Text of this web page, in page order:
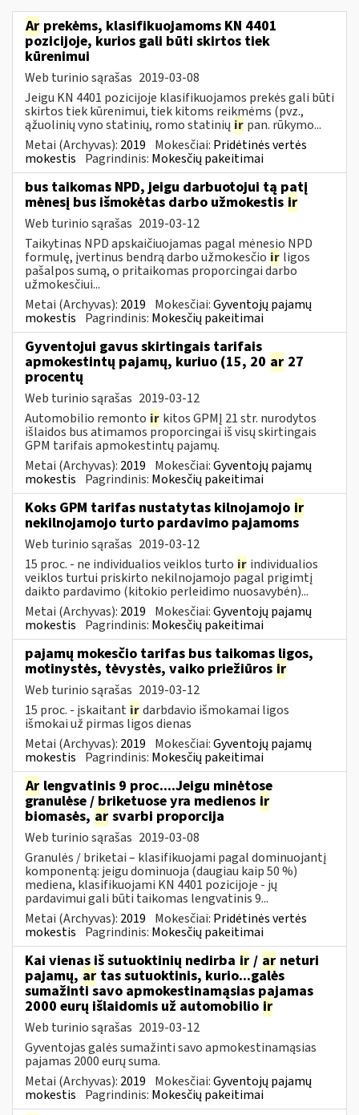
Ar prekėms, klasifikuojamoms KN 4401
pozicijoje, kurios gali būti skirtos tiek
kūrenimui
Web turinio sąrašas 2019-03-08
Jeigu KN 4401 pozicijoje klasifikuojamos prekės gali būti
skirtos tiek kūrenimui, tiek kitoms reikmėms (pvz.,
ąžuolinių vyno statinių, romo statinių ir pan. rūkymo...
Metai (Archyvas): 2019 Mokesčiai: Pridėtinės vertės
mokestis Pagrindinis: Mokesčių pakeitimai
bus taikomas NPD, jeigu darbuotojui tą patį
mėnesį bus išmokėtas darbo užmokestis ir
Web turinio sąrašas 2019-03-12
Taikytinas NPD apskaičiuojamas pagal mėnesio NPD
formulę, įvertinus bendrą darbo užmokesčio ir ligos
pašalpos sumą, o pritaikomas proporcingai darbo
užmokesčiui...
Metai (Archyvas): 2019 Mokesčiai:Gyventojų pajamų
mokestis Pagrindinis: Mokesčių pakeitimai
Gyventojui gavus skirtingais tarifais
apmokestintų pajamų, kuriuo (15, 20 ar 27
procentų
Web turinio sąrašas 2019-03-12
Automobilio remonto ir kitos GPMĮ 21 str. nurodytos
išlaidos bus atimamos proporcingai iš visų skirtingais
GPM tarifais apmokestintų pajamų.
Metai (Archyvas): 2019 Mokesčiai:Gyventojų pajamų
mokestis Pagrindinis: Mokesčių pakeitimai
Koks GPM tarifas nustatytas kilnojamojo ir
nekilnojamojo turto pardavimo pajamoms
Web turinio sąrašas 2019-03-12
15 proc. - ne individualios veiklos turto ir individualios
veiklos turtui priskirto nekilnojamojo pagal prigimtį
daikto pardavimo (kitokio perleidimo nuosavybėn)...
Metai (Archyvas): 2019 Mokesčiai:Gyventojų pajamų
mokestis Pagrindinis: Mokesčių pakeitimai
pajamų mokesčio tarifas bus taikomas ligos,
motinystės, tėvystės, vaiko priežiūros ir
Web turinio sąrašas 2019-03-12
15 proc. - įskaitant irdarbdavio išmokamai ligos
išmokai už pirmas ligos dienas
Metai (Archyvas): 2019 Mokesčiai:Gyventojų pajamų
mokestis Pagrindinis: Mokesčių pakeitimai
Ar lengvatinis 9 proc....Jeigu minėtose
granulėse / briketuose yra medienos ir
biomasės, ar svarbi proporcija
Web turinio sąrašas 2019-03-08
Granulės / briketai – klasifikuojami pagal dominuojantį
komponentą: jeigu dominuoja (daugiau kaip 50 %)
mediena, klasifikuojami KN 4401 pozicijoje - jų
pardavimui gali būti taikomas lengvatinis 9...
Metai (Archyvas): 2019 Mokesčiai: Pridėtinės vertės
mokestis Pagrindinis: Mokesčių pakeitimai
Kai vienas iš sutuoktinių nedirba ir / ar neturi
pajamų, ar tas sutuoktinis, kurio...galės
sumažinti savo apmokestinamąsias pajamas
2000 eurų išlaidomis už automobilio ir
Web turinio sąrašas 2019-03-12
Gyventojas galės sumažinti savo apmokestinamąsias
pajamas 2000 eurų suma.
Metai (Archyvas): 2019 Mokesčiai:Gyventojų pajamų
mokestis Pagrindinis: Mokesčių pakeitimai